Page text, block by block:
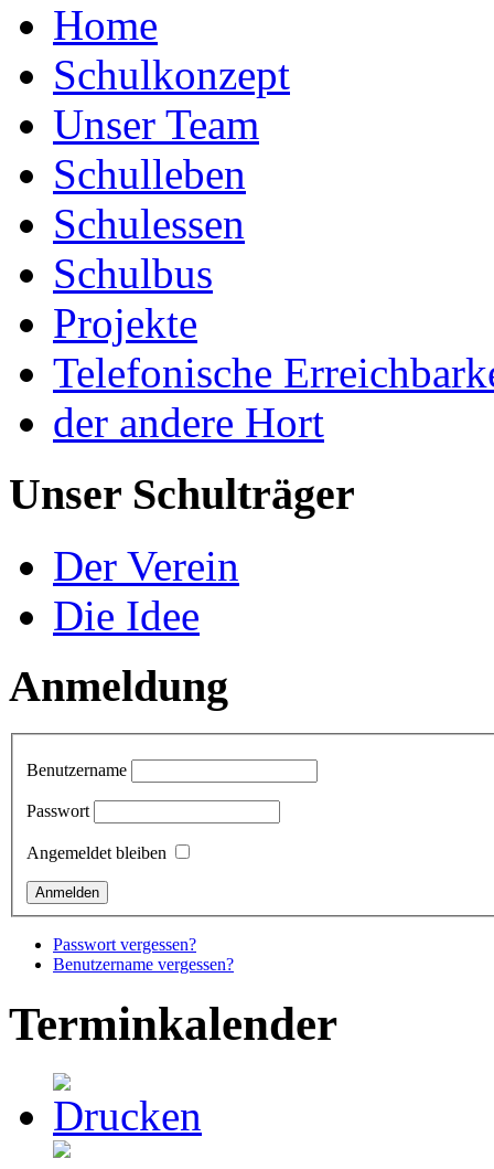
Home
Schulkonzept
Unser Team
Schulleben
Schulessen
Schulbus
Projekte
Telefonische
der andere Hort
Unser Schulträger
Der Verein
Die Idee
Anmeldung
Benutzername
Passwort
Angemeldet bleiben
Passwort vergessen?
Benutzername vergessen?
Terminkalender